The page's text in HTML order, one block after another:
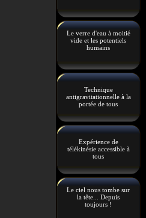
Le verre d'eau à moitié
vide et les potentiels
humains
Technique
antigravitationnelle à la
portée de tous
Expérience de
télékinésie accessible à
tous
Le ciel nous tombe sur
la tête... Depuis
toujours !